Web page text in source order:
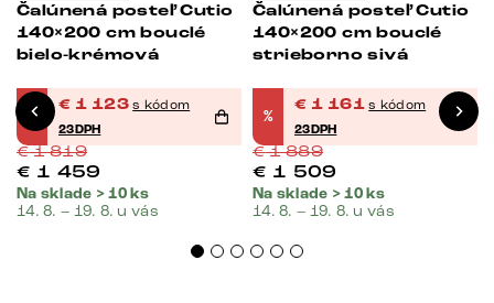
Čalúnená posteľ Cutio
140×200 cm bouclé
bielo-krémová
%
€ 1 123 s kódom
23DPH
€1 819
€ 1 459
Na sklade > 10 ks
14. 8. – 19. 8. u vás
Čalúnená posteľ Cutio
140×200 cm bouclé
strieborno sivá
%
€ 1 161 s kódom
23DPH
€1 889
€ 1 509
Na sklade > 10 ks
14. 8. – 19. 8. u vás